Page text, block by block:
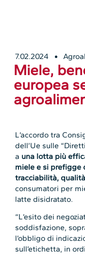
7.02.2024
Miele,
europea
L’accordo tra
dell’Ue sulle
a una lotta più
miele e si prefigge
tracciabilità,
consumatori per
latte disidratato.
“L’esito dei
soddisfazione,
l’obbligo di
sull’etichetta, in